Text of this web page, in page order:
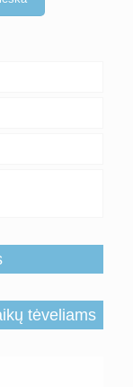
tėveliams